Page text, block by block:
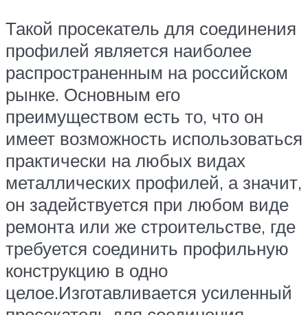
Такой просекатель для соединения
профилей является наиболее
распространенным на российском
рынке. Основным его
преимуществом есть то, что он
имеет возможность использоваться
практически на любых видах
металлических профилей, а значит,
он задействуется при любом виде
ремонта или же строительстве, где
требуется соединить профильную
конструкцию в одно
целое.Изготавливается усиленный